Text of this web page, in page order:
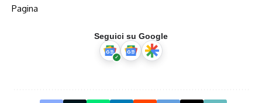
Pagina
Seguici su Google